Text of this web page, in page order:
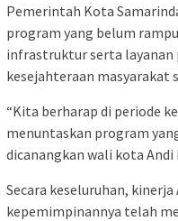
Pemerintah Kota
program yang belum
infrastruktur serta layanan
kesejahteraan masyarakat
“Kita berharap di periode
menuntaskan program
dicanangkan wali kota Andi
Secara keseluruhan,
kepemimpinannya telah